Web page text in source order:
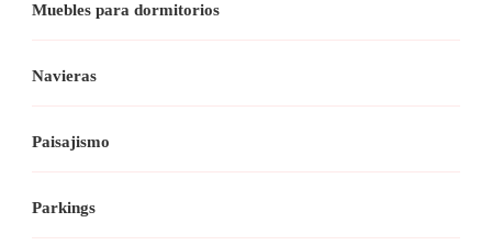
Muebles para dormitorios
Navieras
Paisajismo
Parkings